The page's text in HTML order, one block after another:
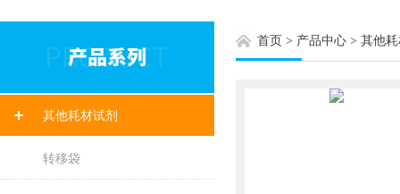
其他耗材试剂
转移袋
首页 > 产品中心 > 其他